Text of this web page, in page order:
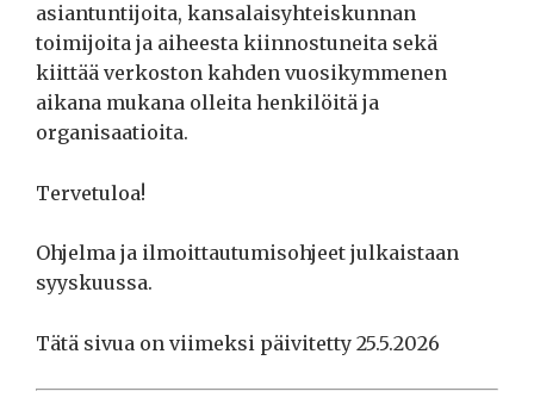
asiantuntijoita, kansalaisyhteiskunnan
toimijoita ja aiheesta kiinnostuneita sekä
kiittää verkoston kahden vuosikymmenen
aikana mukana olleita henkilöitä ja
organisaatioita.
Tervetuloa!
Ohjelma ja ilmoittautumisohjeet julkaistaan
syyskuussa.
Tätä sivua on viimeksi päivitetty 25.5.2026